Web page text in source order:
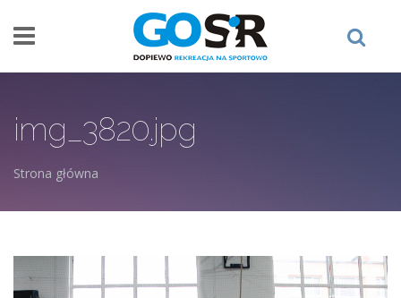
img_3820.jpg
Strona główna